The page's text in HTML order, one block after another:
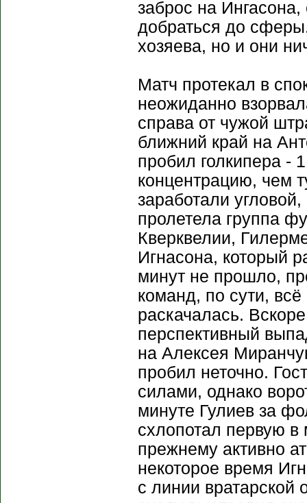
заброс на
добраться до
хозяева, но и они
Матч протекал в
неожиданно
справа от чужой
ближний край на
пробил голкипера -
концентрацию, чем
заработали
пролетела группа
Кверквелии,
Игнасона, который
минут не прошло,
команд, по сути,
раскачалась.
перспективный
на Алексея
пробил неточно.
силами, однако
минуте Гулиев за
схлопотал первую в
прежнему активно
некоторое время
с линии вратарской